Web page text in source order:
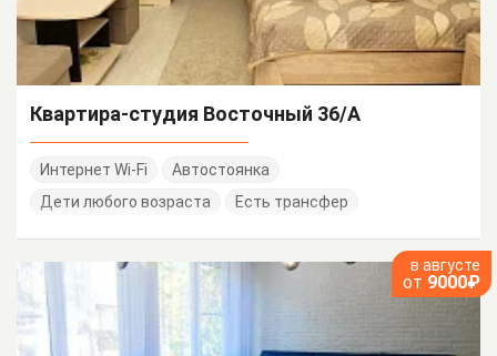
Квартира-студия Восточный 36/А
Интернет Wi-Fi
Автостоянка
Дети любого возраста
Есть трансфер
в августе
от 9000₽